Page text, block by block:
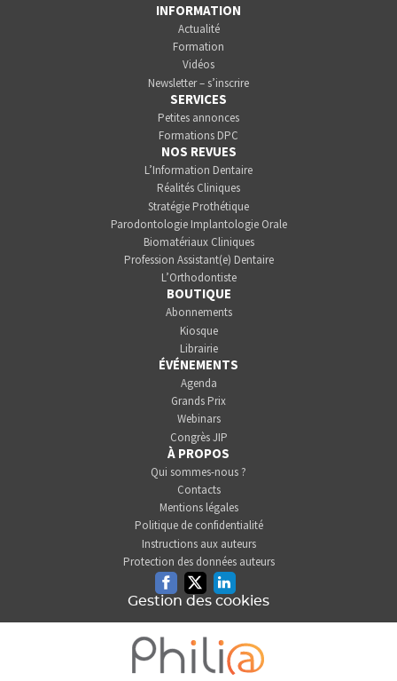
INFORMATION
Actualité
Formation
Vidéos
Newsletter – s’inscrire
SERVICES
Petites annonces
Formations DPC
NOS REVUES
L’Information Dentaire
Réalités Cliniques
Stratégie Prothétique
Parodontologie Implantologie Orale
Biomatériaux Cliniques
Profession Assistant(e) Dentaire
L’Orthodontiste
BOUTIQUE
Abonnements
Kiosque
Librairie
ÉVÉNEMENTS
Agenda
Grands Prix
Webinars
Congrès JIP
À PROPOS
Qui sommes-nous ?
Contacts
Mentions légales
Politique de confidentialité
Instructions aux auteurs
Protection des données auteurs
FacebookTwitterLinkedin
Gestion des cookies